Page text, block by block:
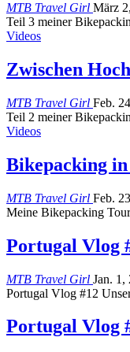
MTB Travel Girl März
Teil 3 meiner
Videos
Zwischen
MTB Travel Girl Feb.
Teil 2 meiner
Videos
Bikepacking
MTB Travel Girl Feb.
Meine Bikepacking
Portugal Vlog
MTB Travel Girl Jan. 1,
Portugal Vlog #12
Portugal Vlog